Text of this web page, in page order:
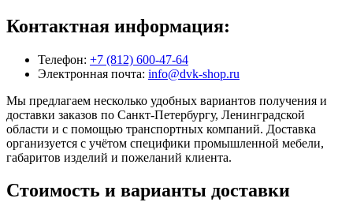
Контактная информация:
Телефон: +7 (812) 600-47-64
Электронная почта: info@dvk-shop.ru
Мы предлагаем несколько удобных вариантов получения и
доставки заказов по Санкт-Петербургу, Ленинградской
области и с помощью транспортных компаний. Доставка
организуется с учётом специфики промышленной мебели,
габаритов изделий и пожеланий клиента.
Стоимость и варианты доставки